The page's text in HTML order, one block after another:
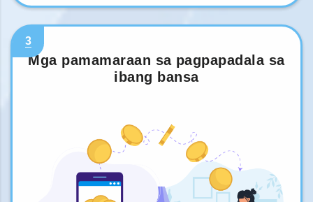
3
Mga pamamaraan sa pagpapadala sa
ibang bansa